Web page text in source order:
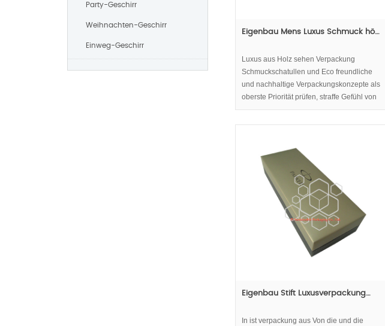
Eigenbau Mens Luxus Schmuck hö…
Luxus aus Holz sehen Verpackung
Schmuckschatullen und Eco freundliche
und nachhaltige Verpackungskonzepte als
oberste Priorität prüfen, straffe Gefühl von
Holz- und Einwicklung von pure Holz
Kreative Farbabstimmung Regelung
vermeiden schwere Luxus Holz Uhr
Verpackung Schmuckschatullen lumpish
Eigenbau Stift Luxusverpackung…
In ist verpackung aus Von die und die
Party-Geschirr
Weihnachten-Geschirr
Einweg-Geschirr